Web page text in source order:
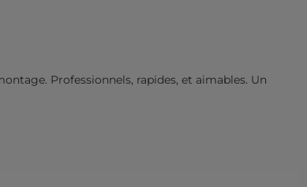
Professionnels, rapides, et aimables. Un